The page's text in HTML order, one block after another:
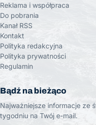
Reklama i współpraca
Do pobrania
Kanał RSS
Kontakt
Polityka redakcyjna
Polityka prywatności
Regulamin
Bądź na bieżąco
Najważniejsze informacje ze
tygodniu na Twój e-mail.